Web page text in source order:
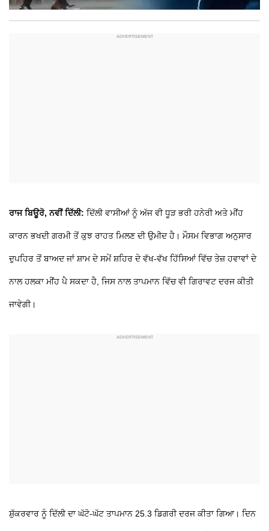
ਰਾਜ ਬਿਊਰੋ, ਨਵੀਂ ਦਿੱਲੀ: ਦਿੱਲੀ ਵਾਸੀਆਂ ਨੂੰ ਅੱਜ ਵੀ ਧੂੜ ਭਰੀ ਹਨੇਰੀ ਅਤੇ ਮੀਂਹ
ਕਾਰਨ ਭਖਦੀ ਗਰਮੀ ਤੋਂ ਕੁਝ ਰਾਹਤ ਮਿਲਣ ਦੀ ਉਮੀਦ ਹੈ। ਮੌਸਮ ਵਿਭਾਗ ਅਨੁਸਾਰ
ਦੁਪਹਿਰ ਤੋਂ ਬਾਅਦ ਜਾਂ ਸ਼ਾਮ ਦੇ ਸਮੇਂ ਸ਼ਹਿਰ ਦੇ ਵੱਖ-ਵੱਖ ਹਿੱਸਿਆਂ ਵਿੱਚ ਤੇਜ਼ ਹਵਾਵਾਂ ਦੇ
ਨਾਲ ਹਲਕਾ ਮੀਂਹ ਪੈ ਸਕਦਾ ਹੈ, ਜਿਸ ਨਾਲ ਤਾਪਮਾਨ ਵਿੱਚ ਵੀ ਗਿਰਾਵਟ ਦਰਜ ਕੀਤੀ
ਜਾਵੇਗੀ।
ਸ਼ੁੱਕਰਵਾਰ ਨੂੰ ਦਿੱਲੀ ਦਾ ਘੱਟੋ-ਘੱਟ ਤਾਪਮਾਨ 25.3 ਡਿਗਰੀ ਦਰਜ ਕੀਤਾ ਗਿਆ। ਦਿਨ